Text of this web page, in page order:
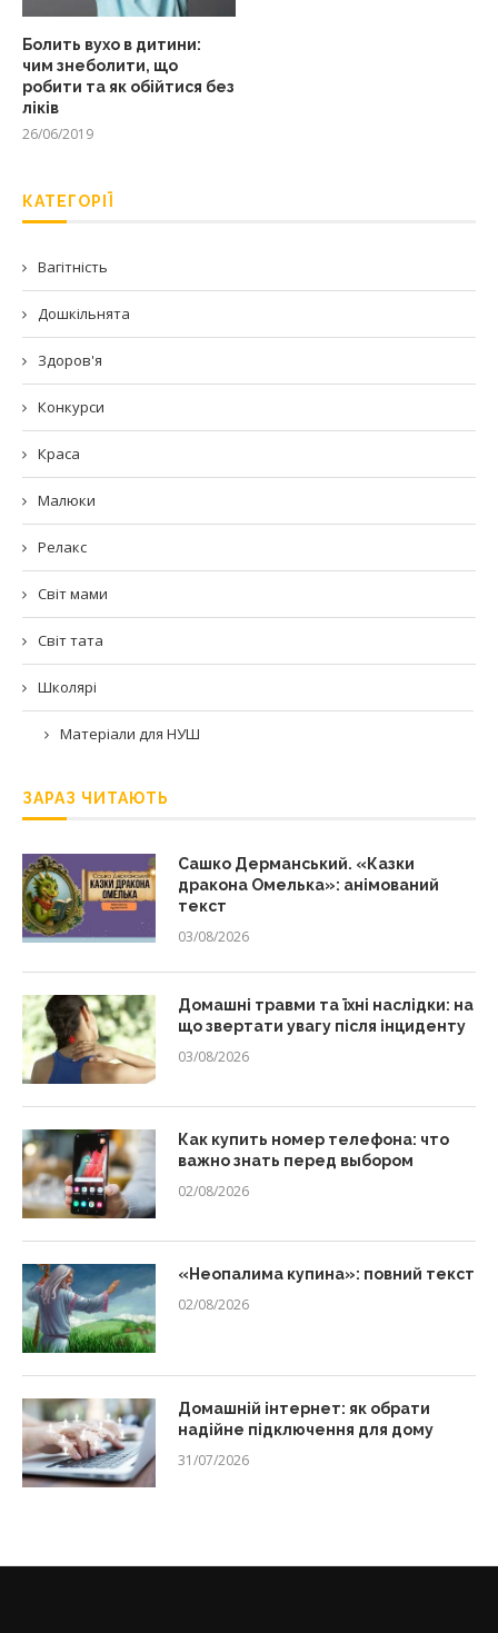
Болить вухо в дитини:
чим знеболити, що
робити та як обійтися без
ліків
26/06/2019
КАТЕГОРІЇ
Вагітність
Дошкільнята
Здоров'я
Конкурси
Краса
Малюки
Релакс
Світ мами
Світ тата
Школярі
Матеріали для НУШ
ЗАРАЗ ЧИТАЮТЬ
Сашко Дерманський. «Казки
дракона Омелька»: анімований
текст
03/08/2026
Домашні травми та їхні наслідки: на
що звертати увагу після інциденту
03/08/2026
Как купить номер телефона: что
важно знать перед выбором
02/08/2026
«Неопалима купина»: повний текст
02/08/2026
Домашній інтернет: як обрати
надійне підключення для дому
31/07/2026